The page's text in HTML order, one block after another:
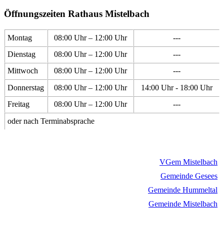
Öffnungszeiten Rathaus Mistelbach
Montag 08:00 Uhr – 12:00 Uhr
---
Dienstag
08:00 Uhr – 12:00 Uhr
---
Mittwoch
08:00 Uhr – 12:00 Uhr
---
Donnerstag
08:00 Uhr – 12:00 Uhr
14:00 Uhr - 18:00 Uhr
Freitag
08:00 Uhr – 12:00 Uhr
---
oder nach Terminabsprache
VGem Mistelbach
Gemeinde Gesees
Gemeinde Hummeltal
Gemeinde Mistelbach